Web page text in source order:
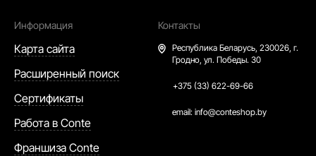
Информация
Карта сайта
Расширенный поиск
Сертификаты
Работа в Conte
Франшиза Conte
Контакты
Республика Беларусь, 230026, г.
Гродно, ул. Победы. 30
+375 (33) 622-69-66
email: info@conteshop.by